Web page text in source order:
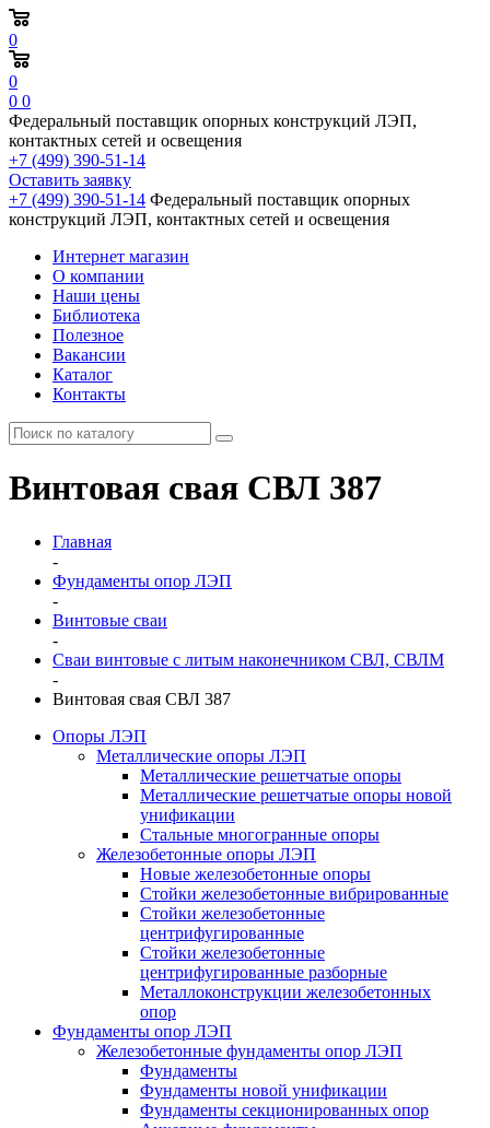
0
0
0 0
Федеральный поставщик опорных конструкций ЛЭП,
контактных сетей и освещения
+7 (499) 390-51-14
Оставить заявку
+7 (499) 390-51-14 Федеральный поставщик опорных
конструкций ЛЭП, контактных сетей и освещения
Интернет магазин
О компании
Наши цены
Библиотека
Полезное
Вакансии
Каталог
Контакты
Винтовая свая СВЛ 387
Главная
-
Фундаменты опор ЛЭП
-
Винтовые сваи
-
Сваи винтовые с литым наконечником СВЛ, СВЛМ
-
Винтовая свая СВЛ 387
Опоры ЛЭП
Металлические опоры ЛЭП
Металлические решетчатые опоры
Металлические решетчатые опоры новой
унификации
Стальные многогранные опоры
Железобетонные опоры ЛЭП
Новые железобетонные опоры
Стойки железобетонные вибрированные
Стойки железобетонные
центрифугированные
Стойки железобетонные
центрифугированные разборные
Металлоконструкции железобетонных
опор
Фундаменты опор ЛЭП
Железобетонные фундаменты опор ЛЭП
Фундаменты
Фундаменты новой унификации
Фундаменты секционированных опор